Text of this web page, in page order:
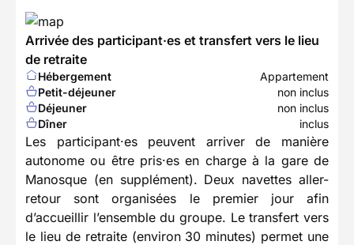
Arrivée des participant·es et transfert vers le lieu
de retraite
Hébergement
Appartement
Petit-déjeuner
non inclus
Déjeuner
non inclus
Dîner
inclus
Les participant·es peuvent arriver de manière
autonome ou être pris·es en charge à la gare de
Manosque (en supplément). Deux navettes aller-
retour sont organisées le premier jour afin
d’accueillir l’ensemble du groupe. Le transfert vers
le lieu de retraite (environ 30 minutes) permet une